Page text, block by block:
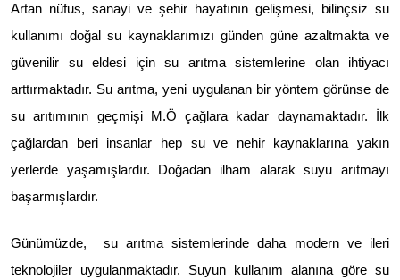
Artan nüfus, sanayi ve şehir hayatının gelişmesi, bilinçsiz su
kullanımı doğal su kaynaklarımızı günden güne azaltmakta ve
güvenilir su eldesi için su arıtma sistemlerine olan ihtiyacı
arttırmaktadır. Su arıtma, yeni uygulanan bir yöntem görünse de
su arıtımının geçmişi M.Ö çağlara kadar daynamaktadır. İlk
çağlardan beri insanlar hep su ve nehir kaynaklarına yakın
yerlerde yaşamışlardır. Doğadan ilham alarak suyu arıtmayı
başarmışlardır.
Günümüzde, su arıtma sistemlerinde daha modern ve ileri
teknolojiler uygulanmaktadır. Suyun kullanım alanına göre su